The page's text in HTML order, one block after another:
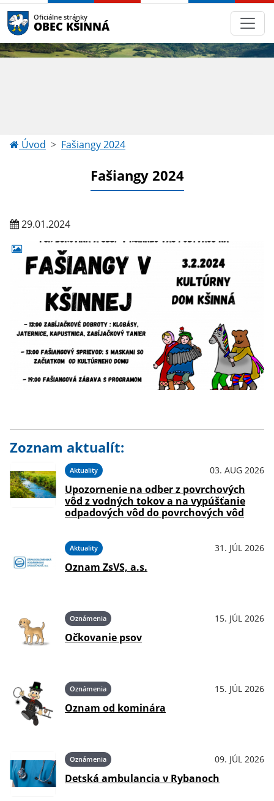
Oficiálne stránky
OBEC KŠINNÁ
Úvod Fašiangy 2024
Fašiangy 2024
29.01.2024
Zoznam aktualít:
Aktuality 03. AUG 2026
Upozornenie na odber z povrchových
vôd z vodných tokov a na vypúšťanie
odpadových vôd do povrchových vôd
Aktuality 31. JÚL 2026
Oznam ZsVS, a.s.
Oznámenia 15. JÚL 2026
Očkovanie psov
Oznámenia 15. JÚL 2026
Oznam od kominára
Oznámenia 09. JÚL 2026
Detská ambulancia v Rybanoch